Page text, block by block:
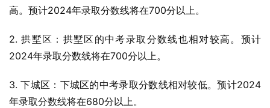
高。预计2024年录取分数线将在700分以上。
2. 拱墅区：拱墅区的中考录取分数线也相对较高。预计
2024年录取分数线将在700分以上。
3. 下城区：下城区的中考录取分数线相对较低。预计2024
年录取分数线将在680分以上。